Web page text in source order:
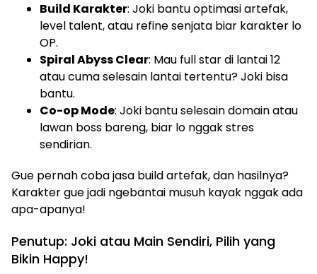
Build Karakter: Joki bantu optimasi artefak,
level talent, atau refine senjata biar karakter lo
OP.
Spiral Abyss Clear: Mau full star di lantai 12
atau cuma selesain lantai tertentu? Joki bisa
bantu.
Co-op Mode: Joki bantu selesain domain atau
lawan boss bareng, biar lo nggak stres
sendirian.
Gue pernah coba jasa build artefak, dan hasilnya?
Karakter gue jadi ngebantai musuh kayak nggak ada
apa-apanya!
Penutup: Joki atau Main Sendiri, Pilih yang
Bikin Happy!